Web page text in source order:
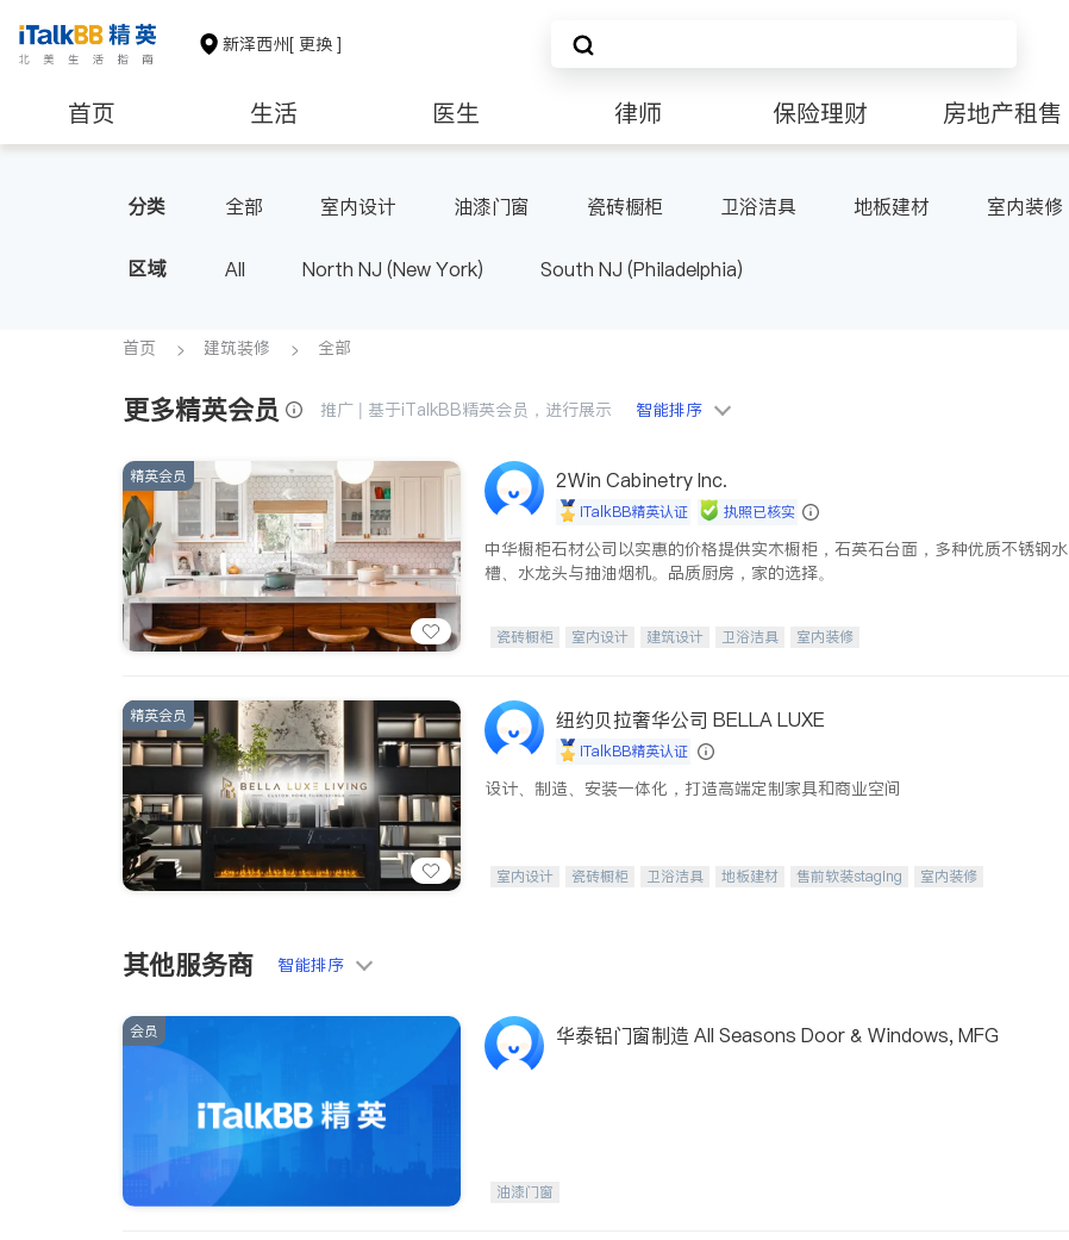
新泽西州[ 更换 ]
首页 生活 医生 律师 保险理财 房地产租售
分类 全部 室内设计 油漆门窗 瓷砖橱柜 卫浴洁具 地板建材 室内装修
区域 All North NJ (New York) South NJ (Philadelphia)
首页 建筑装修 全部
更多精英会员 推广 | 基于iTalkBB精英会员，进行展示 智能排序
精英会员 2Win Cabinetry Inc.
iTalkBB精英认证 执照已核实
中华橱柜石材公司以实惠的价格提供实木橱柜，石英石台面，多种优质不锈钢水
槽、水龙头与抽油烟机。品质厨房，家的选择。
瓷砖橱柜 室内设计 建筑设计 卫浴洁具 室内装修
精英会员 纽约贝拉奢华公司 BELLA LUXE
iTalkBB精英认证
设计、制造、安装一体化，打造高端定制家具和商业空间
室内设计 瓷砖橱柜 卫浴洁具 地板建材 售前软装staging 室内装修
其他服务商 智能排序
会员 华泰铝门窗制造 All Seasons Door & Windows, MFG
油漆门窗